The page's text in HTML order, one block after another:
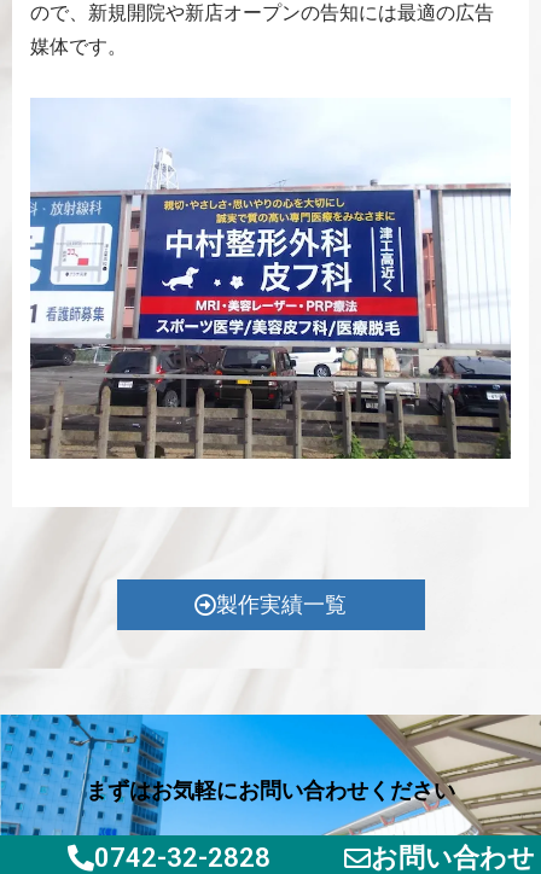
ので、新規開院や新店オープンの告知には最適の広告
媒体です。
製作実績一覧
まずはお気軽にお問い合わせください
0742-32-2828 お問い合わせ